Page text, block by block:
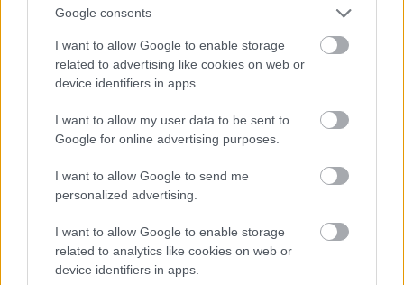
Google consents
I want to allow Google to enable storage
related to advertising like cookies on web or
device identifiers in apps.
I want to allow my user data to be sent to
Google for online advertising purposes.
I want to allow Google to send me
personalized advertising.
I want to allow Google to enable storage
related to analytics like cookies on web or
device identifiers in apps.
Ha nincs férfi, csábítson el egy virágot!
Fotó: . / Northfoto
Jön még kép!